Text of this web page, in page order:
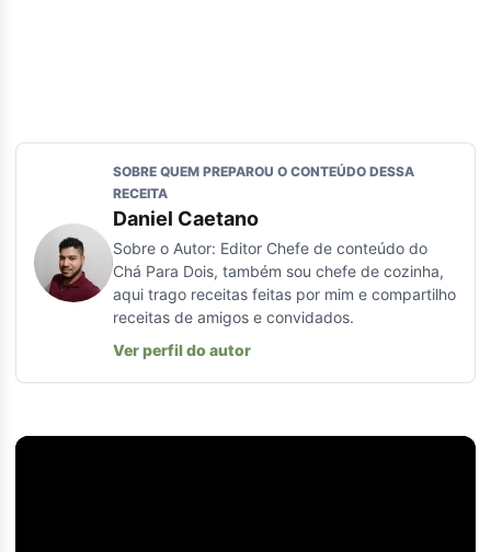
SOBRE QUEM PREPAROU O CONTEÚDO DESSA
RECEITA
Daniel Caetano
Sobre o Autor: Editor Chefe de conteúdo do
Chá Para Dois, também sou chefe de cozinha,
aqui trago receitas feitas por mim e compartilho
receitas de amigos e convidados.
Ver perfil do autor